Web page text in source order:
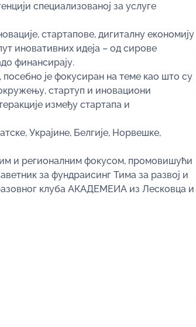
специализованој за услуге
стартапове, дигиталну економију
иновативних идеја – од сирове
финансирају.
је фокусиран на теме као што су
стартуп и иновациони
између стартапа и
Украјине, Белгије, Норвешке,
и регионалним фокусом, промовишући
за фундраисинг Тима за развој и
клуба АКАДЕМЕИА из Лесковца и